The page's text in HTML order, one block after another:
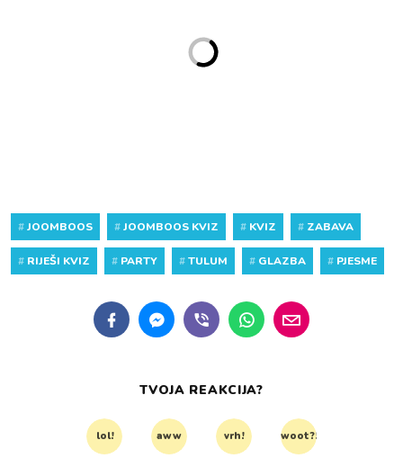
#JOOMBOOS #JOOMBOOS KVIZ # KVIZ # ZABAVA
# RIJEŠI KVIZ # PARTY #TULUM # GLAZBA # PJESME
TVOJA REAKCIJA?
lol! aww vrh! woot?!